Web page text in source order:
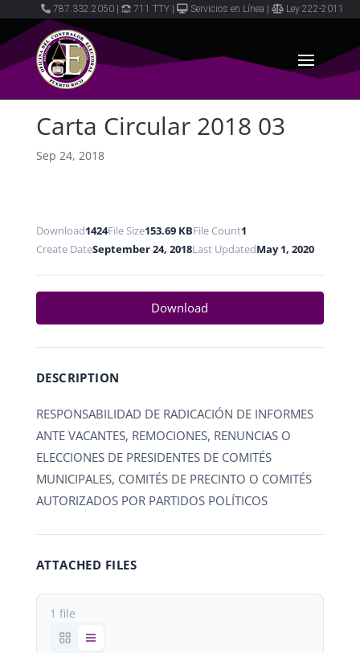
787.332.2050 711 TTY Servicios en Línea Ley 222-2011
Carta Circular 2018 03
Sep 24, 2018
Download1424File Size153.69 KBFile Count1
Create DateSeptember 24, 2018Last UpdatedMay 1, 2020
Download
DESCRIPTION
RESPONSABILIDAD DE RADICACIÓN DE INFORMES
ANTE VACANTES, REMOCIONES, RENUNCIAS O
ELECCIONES DE PRESIDENTES DE COMITÉS
MUNICIPALES, COMITÉS DE PRECINTO O COMITÉS
AUTORIZADOS POR PARTIDOS POLÍTICOS
ATTACHED FILES
1 file